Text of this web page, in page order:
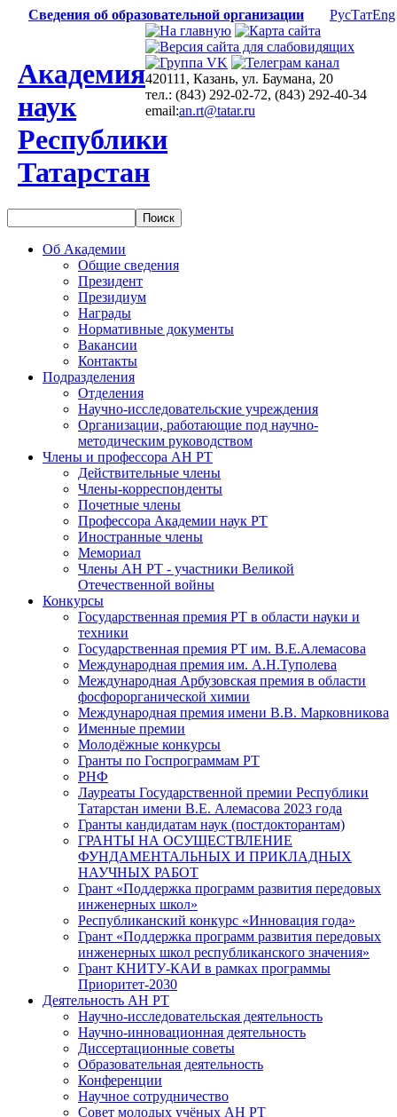
Сведения об образовательной организации РусТатEng
Академия
наук
Республики
Татарстан
420111, Казань, ул. Баумана, 20
тел.: (843) 292-02-72, (843) 292-40-34
email:an.rt@tatar.ru
Об Академии
Общие сведения
Президент
Президиум
Награды
Нормативные документы
Вакансии
Контакты
Подразделения
Отделения
Научно-исследовательские учреждения
Организации, работающие под научно-
методическим руководством
Члены и профессора АН РТ
Действительные члены
Члены-корреспонденты
Почетные члены
Профессора Академии наук РТ
Иностранные члены
Мемориал
Члены АН РТ - участники Великой
Отечественной войны
Конкурсы
Государственная премия РТ в области науки и
техники
Государственная премия РТ им. В.Е.Алемасова
Международная премия им. А.Н.Туполева
Международная Арбузовская премия в области
фосфорорганической химии
Международная премия имени В.В. Марковникова
Именные премии
Молодёжные конкурсы
Гранты по Госпрограммам РТ
РНФ
Лауреаты Государственной премии Республики
Татарстан имени В.Е. Алемасова 2023 года
Гранты кандидатам наук (постдокторантам)
ГРАНТЫ НА ОСУЩЕСТВЛЕНИЕ
ФУНДАМЕНТАЛЬНЫХ И ПРИКЛАДНЫХ
НАУЧНЫХ РАБОТ
Грант «Поддержка программ развития передовых
инженерных школ»
Республиканский конкурс «Инновация года»
Грант «Поддержка программ развития передовых
инженерных школ республиканского значения»
Грант КНИТУ-КАИ в рамках программы
Приоритет-2030
Деятельность АН РТ
Научно-исследовательская деятельность
Научно-инновационная деятельность
Диссертационные советы
Образовательная деятельность
Конференции
Научное сотрудничество
Совет молодых учёных АН РТ